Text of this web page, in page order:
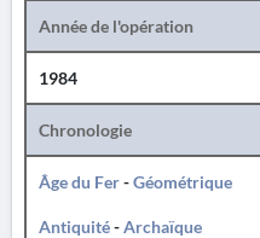
Année de l'opération
1984
Chronologie
Âge du Fer-Géométrique
Antiquité-Archaïque